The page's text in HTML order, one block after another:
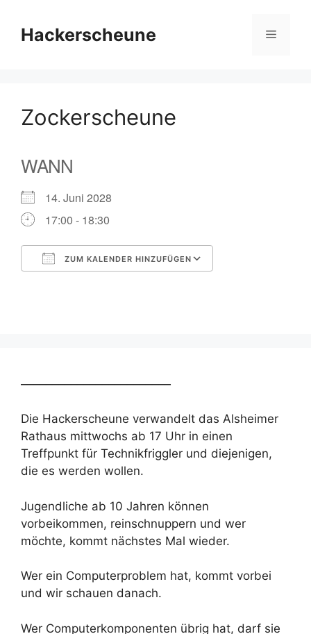
Inhalt
springen
Hackerscheune Menü
Zockerscheune
WANN
14. Juni 2028
17:00 - 18:30
ZUM KALENDER HINZUFÜGEN
Die Hackerscheune verwandelt das Alsheimer
Rathaus mittwochs ab 17 Uhr in einen
Treffpunkt für Technikfriggler und diejenigen,
die es werden wollen.
Jugendliche ab 10 Jahren können
vorbeikommen, reinschnuppern und wer
möchte, kommt nächstes Mal wieder.
Wer ein Computerproblem hat, kommt vorbei
und wir schauen danach.
Wer Computerkomponenten übrig hat, darf sie